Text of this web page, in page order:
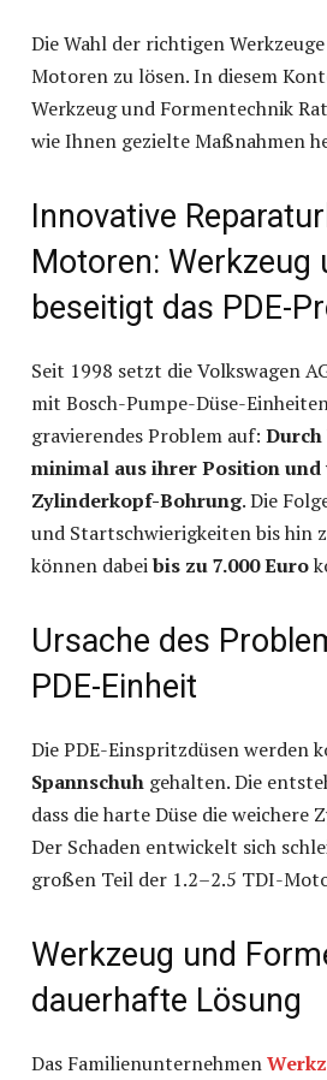
Die Wahl der richtigen
Motoren zu lösen. In diesem
Werkzeug und Formentechnik
wie Ihnen gezielte Maßnahmen
Innovative
Motoren: Werkzeug
beseitigt das PDE-
Seit 1998 setzt die Volkswagen
mit Bosch-Pumpe-Düse-
gravierendes Problem auf:
minimal aus ihrer Position
Zylinderkopf-Bohrung. Die
und Startschwierigkeiten bis hin
können dabeibis zu 7.000 Euro
Ursache des
PDE-Einheit
Die PDE-Einspritzdüsen werden
Spannschuh gehalten. Die
dass die harte Düse die
Der Schaden entwickelt sich
großen Teil der 1.2–2.5 TDI-
Werkzeug und
dauerhafte Lösung
Das Familienunternehmen